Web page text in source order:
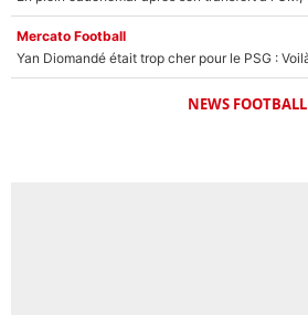
Mercato Football
NEWS FOOTBALL